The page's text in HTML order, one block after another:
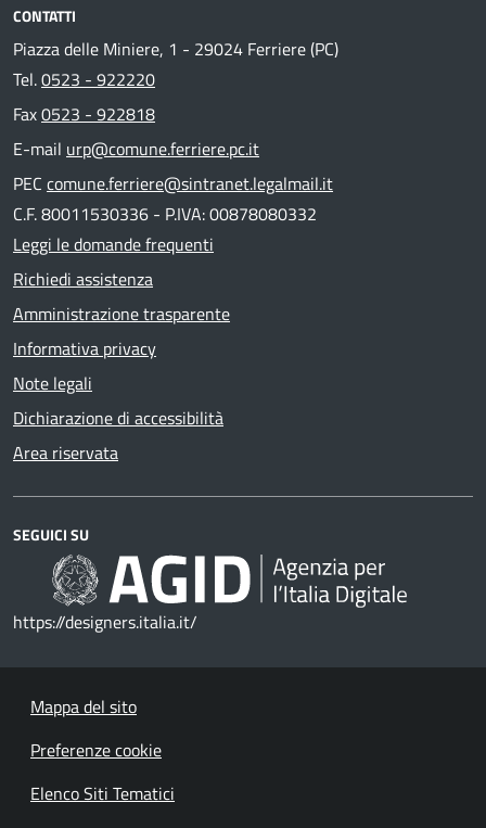
CONTATTI
Piazza delle Miniere, 1 - 29024 Ferriere (PC)
Tel.0523 - 922220
Fax0523 - 922818
E-mail urp@comune.ferriere.pc.it
PEC comune.ferriere@sintranet.legalmail.it
C.F. 80011530336 - P.IVA: 00878080332
Leggi le domande frequenti
Richiedi assistenza
Amministrazione trasparente
Informativa privacy
Note legali
Dichiarazione di accessibilità
Area riservata
SEGUICI SU
https://designers.italia.it/
Mappa del sito
Preferenze cookie
Elenco Siti Tematici